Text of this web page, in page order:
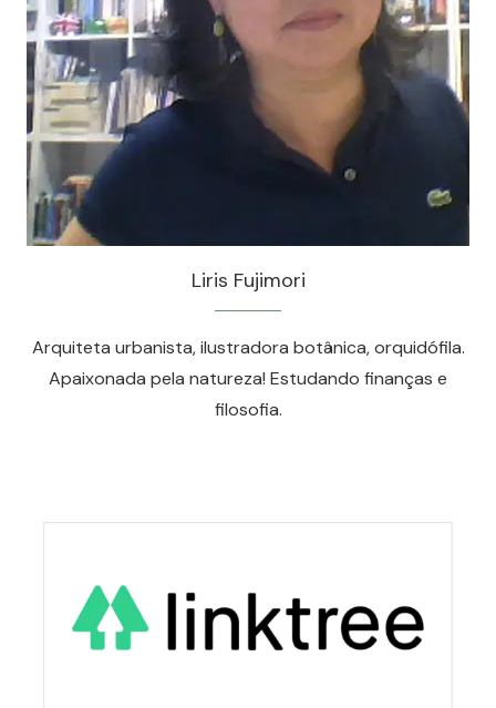
Liris Fujimori
Arquiteta urbanista, ilustradora botânica, orquidófila.
Apaixonada pela natureza! Estudando finanças e
filosofia.